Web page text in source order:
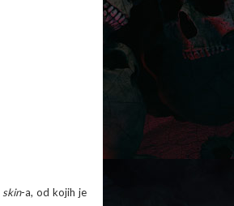
skin-a, od kojih je